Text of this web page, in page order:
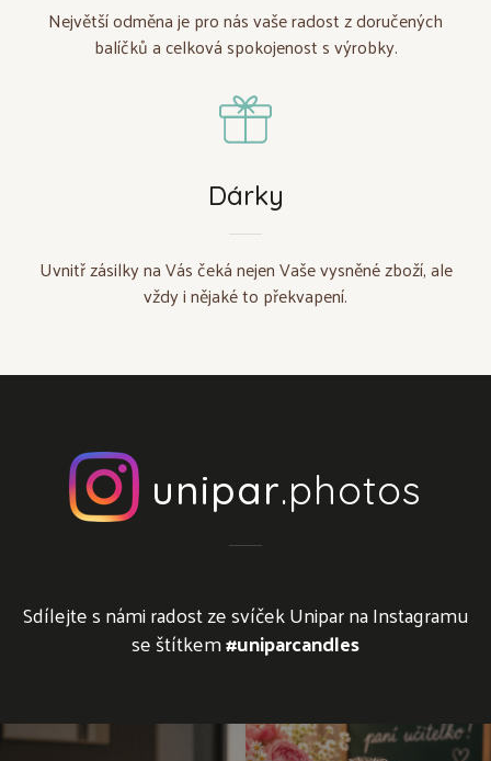
Největší odměna je pro nás vaše radost z doručených
balíčků a celková spokojenost s výrobky.
Dárky
Uvnitř zásilky na Vás čeká nejen Vaše vysněné zboží, ale
vždy i nějaké to překvapení.
unipar.photos
Sdílejte s námi radost ze svíček Unipar na Instagramu
se štítkem#uniparcandles